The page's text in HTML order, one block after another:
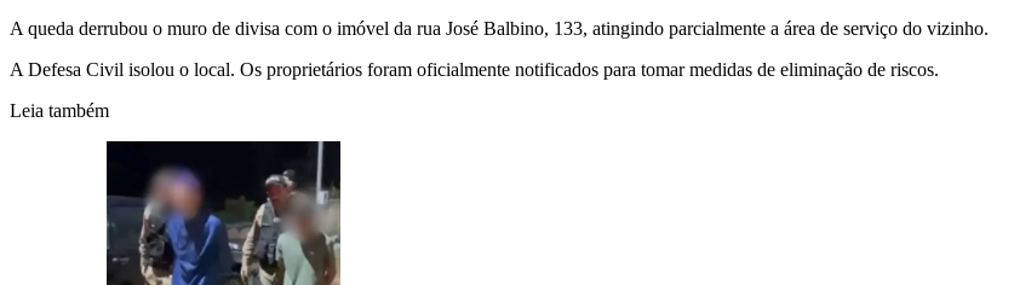
A queda derrubou o muro de divisa com o imóvel da rua José Balbino, 133, atingindo parcialmente a área de serviço do vizinho.
A Defesa Civil isolou o local. Os proprietários foram oficialmente notificados para tomar medidas de eliminação de riscos.
Leia também